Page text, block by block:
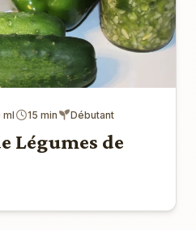
ml 15 min Débutant
Légumes de